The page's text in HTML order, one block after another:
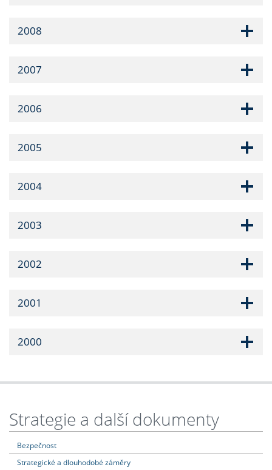
2008
2007
2006
2005
2004
2003
2002
2001
2000
Strategie a další dokumenty
Bezpečnost
Strategické a dlouhodobé záměry